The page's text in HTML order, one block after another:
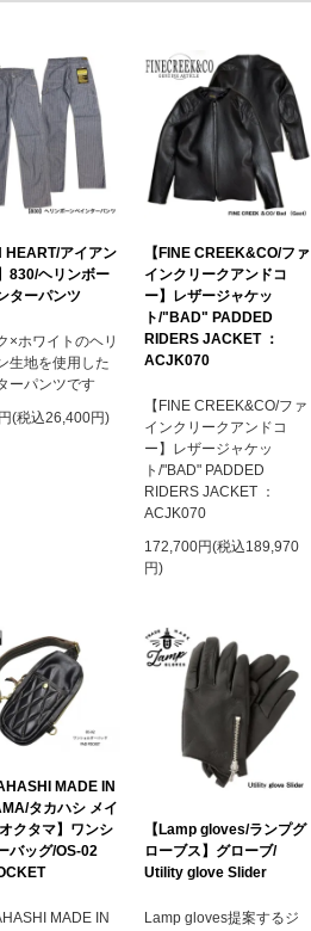
HEART/アイアン
830/ヘリンボー
ターパンツ
×ホワイトのヘリ
生地を使用した
ーパンツです
(税込26,400円)
【FINE CREEK&CO/ファ
インクリークアンドコ
ー】レザージャケッ
ト/"BAD" PADDED
RIDERS JACKET ：
ACJK070
【FINE CREEK&CO/ファ
インクリークアンドコ
ー】レザージャケッ
ト/"BAD" PADDED
RIDERS JACKET ：
ACJK070
172,700円(税込189,970
円)
MADE IN
タカハシ メイ
クタマ】ワンシ
バッグ/OS-02
MADE IN
【Lamp gloves/ランプグ
ローブス】グローブ/
Utility glove Slider
Lamp gloves提案するジ